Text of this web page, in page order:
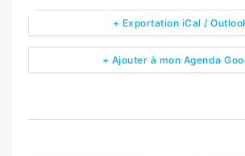
+ Ajouter à mon Agenda
+ Exportation iCal /